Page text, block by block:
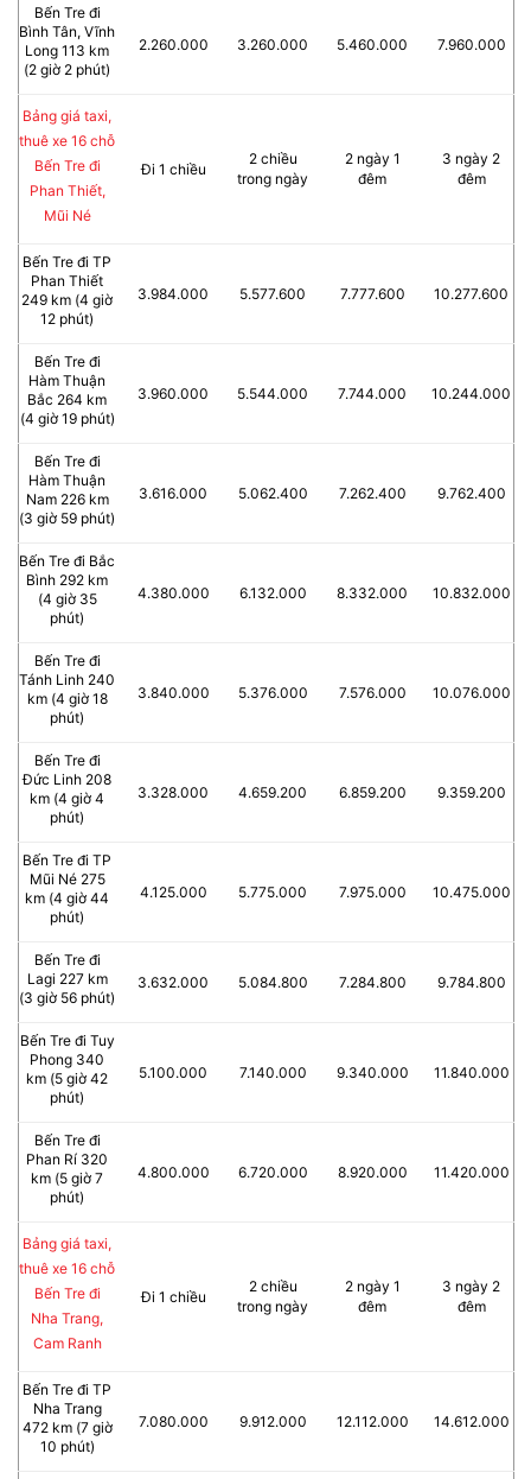
Bến Tre đi
Bình Tân, Vĩnh
Long 113 km
(2 giờ 2 phút)
2.260.000 3.260.000 5.460.000 7.960.000
Bảng giá taxi,
thuê xe 16 chỗ
Bến Tre đi
Phan Thiết,
Mũi Né
Đi 1 chiều
2 chiều
trong ngày
2 ngày 1
đêm
3 ngày 2
đêm
Bến Tre đi TP
Phan Thiết
249 km (4 giờ
12 phút)
3.984.000 5.577.600 7.777.600 10.277.600
Bến Tre đi
Hàm Thuận
Bắc 264 km
(4 giờ 19 phút)
3.960.000 5.544.000 7.744.000 10.244.000
Bến Tre đi
Hàm Thuận
Nam 226 km
(3 giờ 59 phút)
3.616.000 5.062.400 7.262.400 9.762.400
Bến Tre đi Bắc
Bình 292 km
(4 giờ 35
phút)
4.380.000 6.132.000 8.332.000 10.832.000
Bến Tre đi
Tánh Linh 240
km (4 giờ 18
phút)
3.840.000 5.376.000 7.576.000 10.076.000
Bến Tre đi
Đức Linh 208
km (4 giờ 4
phút)
3.328.000 4.659.200 6.859.200 9.359.200
Bến Tre đi TP
Mũi Né 275
km (4 giờ 44
phút)
4.125.000 5.775.000 7.975.000 10.475.000
Bến Tre đi
Lagi 227 km
(3 giờ 56 phút)
3.632.000 5.084.800 7.284.800 9.784.800
Bến Tre đi Tuy
Phong 340
km (5 giờ 42
phút)
5.100.000 7.140.000 9.340.000 11.840.000
Bến Tre đi
Phan Rí 320
km (5 giờ 7
phút)
4.800.000 6.720.000 8.920.000 11.420.000
Bảng giá taxi,
thuê xe 16 chỗ
Bến Tre đi
Nha Trang,
Cam Ranh
Đi 1 chiều
2 chiều
trong ngày
2 ngày 1
đêm
3 ngày 2
đêm
Bến Tre đi TP
Nha Trang
472 km (7 giờ
10 phút)
7.080.000 9.912.000 12.112.000 14.612.000